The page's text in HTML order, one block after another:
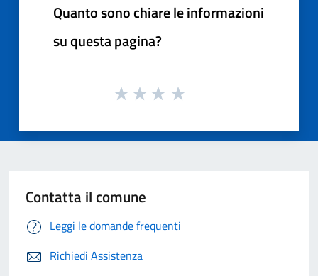
Quanto sono chiare le informazioni
su questa pagina?
Contatta il comune
Leggi le domande frequenti
Richiedi Assistenza